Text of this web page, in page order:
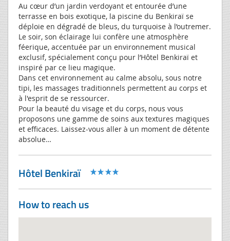
Au cœur d’un jardin verdoyant et entourée d’une
terrasse en bois exotique, la piscine du Benkiraï se
déploie en dégradé de bleus, du turquoise à l’outremer.
Le soir, son éclairage lui confère une atmosphère
féerique, accentuée par un environnement musical
exclusif, spécialement conçu pour l’Hôtel Benkiraï et
inspiré par ce lieu magique.
Dans cet environnement au calme absolu, sous notre
tipi, les massages traditionnels permettent au corps et
à l'esprit de se ressourcer.
Pour la beauté du visage et du corps, nous vous
proposons une gamme de soins aux textures magiques
et efficaces. Laissez-vous aller à un moment de détente
absolue…
Hôtel Benkiraï
How to reach us